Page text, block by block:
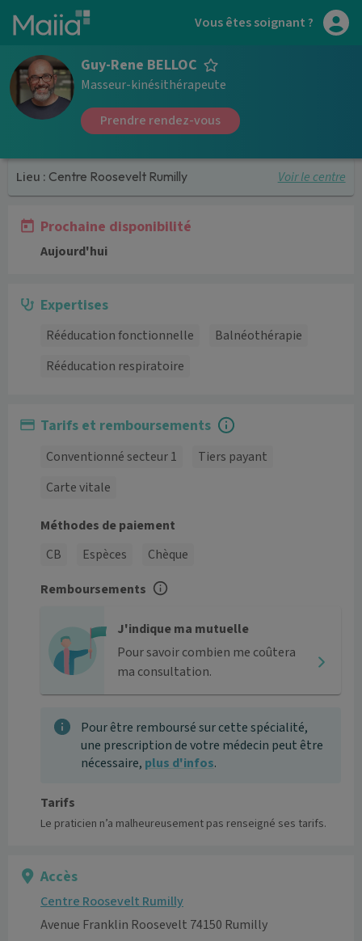
Aller au contenu principal Vous êtes soignant ?
Guy-Rene BELLOC
Masseur-kinésithérapeute
Prendre rendez-vous
Lieu : Centre Roosevelt Rumilly Voir le centre
Prochaine disponibilité
Aujourd'hui
Expertises
Rééducation fonctionnelle
Balnéothérapie
Rééducation respiratoire
Tarifs et remboursements
Conventionné secteur 1
Tiers payant
Carte vitale
Méthodes de paiement
CB
Espèces
Chèque
Remboursements
J'indique ma mutuelle
Pour savoir combien me coûtera
ma consultation.
Pour être remboursé sur cette spécialité,
une prescription de votre médecin peut être
nécessaire, plus d'infos.
Tarifs
Le praticien n’a malheureusement pas renseigné ses tarifs.
Accès
Centre Roosevelt Rumilly
Avenue Franklin Roosevelt 74150 Rumilly